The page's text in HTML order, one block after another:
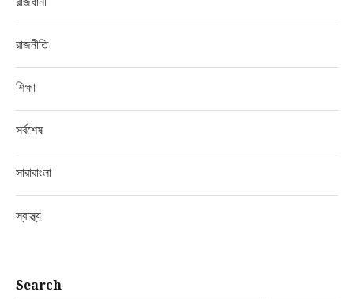
রাজনীতি
শিক্ষা
সর্বশেষ
সারাবাংলা
স্বাস্থ্য
Search